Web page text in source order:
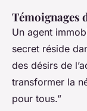
Témoignages
Un agent
secret réside
des désirs de
transformer la
pour tous.”